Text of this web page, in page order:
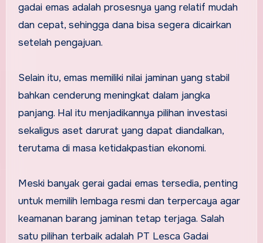
gadai emas adalah prosesnya yang relatif mudah
dan cepat, sehingga dana bisa segera dicairkan
setelah pengajuan.
Selain itu, emas memiliki nilai jaminan yang stabil
bahkan cenderung meningkat dalam jangka
panjang. Hal itu menjadikannya pilihan investasi
sekaligus aset darurat yang dapat diandalkan,
terutama di masa ketidakpastian ekonomi.
Meski banyak gerai gadai emas tersedia, penting
untuk memilih lembaga resmi dan terpercaya agar
keamanan barang jaminan tetap terjaga. Salah
satu pilihan terbaik adalah PT Lesca Gadai